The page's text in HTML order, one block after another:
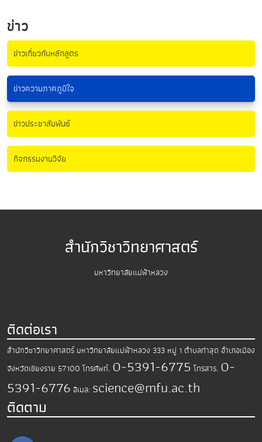
ข่าว
ข่าวเกี่ยวกับหลักสูตร
ข่าวความภาคภูมิใจ
ข่าวประชาสัมพันธ์
กิจกรรมงานวิจัย
สำนักวิชาวิทยาศาสตร์
มหาวิทยาลัยแม่ฟ้าหลวง
ติดต่อเรา
สำนักวิชาวิทยาศาสตร์ มหาวิทยาลัยแม่ฟ้าหลวง 333 หมู่ 1 ตำบลท่าสุด อำเภอเมือง
จังหวัดเชียงราย 57100 โทรศัพท์. 0-5391-6775 โทรสาร. 0-
5391-6776 อีเมล: science@mfu.ac.th
ติดตาม